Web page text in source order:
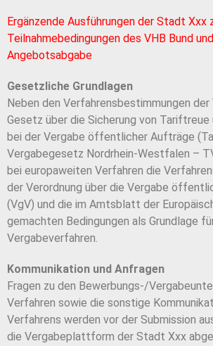
Ergänzende Ausführungen der Stadt Xxx
Teilnahmebedingungen des VHB Bund
Angebotsabgabe
Gesetzliche Grundlagen
Neben den Verfahrensbestimmungen
Gesetz über die Sicherung von
bei der Vergabe öffentlicher Aufträge
Vergabegesetz Nordrhein-Westfalen –
bei europaweiten Verfahren die
der Verordnung über die Vergabe
(VgV) und die im Amtsblatt der
gemachten Bedingungen als Grundlage
Vergabeverfahren.
Kommunikation und Anfragen
Fragen zu den Bewerbungs-/
Verfahren sowie die sonstige
Verfahrens werden vor der Submission
die Vergabeplattform der Stadt Xxx